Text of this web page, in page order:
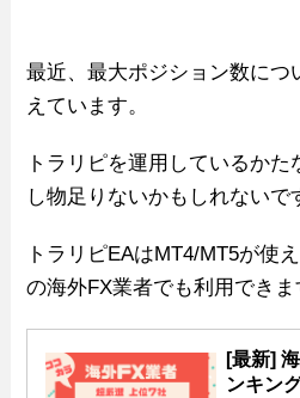
最近、最大ポジション数につ
えています。
トラリピを運用しているか
し物足りないかもしれないで
トラリピEAはMT4/MT5が使
の海外FX業者でも利用できま
[最新]
ンキン